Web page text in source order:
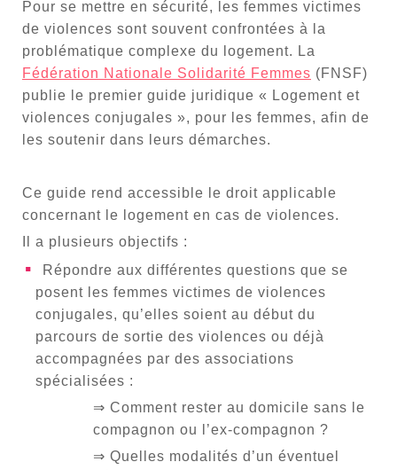
Pour se mettre en sécurité, les femmes victimes
de violences sont souvent confrontées à la
problématique complexe du logement. La
Fédération Nationale Solidarité Femmes (FNSF)
publie le premier guide juridique « Logement et
violences conjugales », pour les femmes, afin de
les soutenir dans leurs démarches.
Ce guide rend accessible le droit applicable
concernant le logement en cas de violences.
Il a plusieurs objectifs :
Répondre aux différentes questions que se
posent les femmes victimes de violences
conjugales, qu’elles soient au début du
parcours de sortie des violences ou déjà
accompagnées par des associations
spécialisées :
⇒ Comment rester au domicile sans le
compagnon ou l’ex-compagnon ?
⇒ Quelles modalités d’un éventuel